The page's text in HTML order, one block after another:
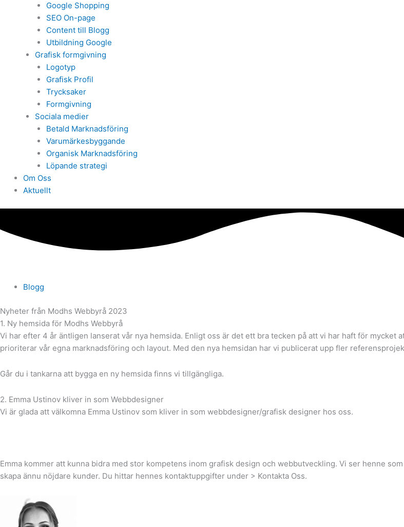
Google Shopping
SEO On-page
Content till Blogg
Utbildning Google
Grafisk formgivning
Logotyp
Grafisk Profil
Trycksaker
Formgivning
Sociala medier
Betald Marknadsföring
Varumärkesbyggande
Organisk Marknadsföring
Löpande strategi
Om Oss
Aktuellt
Blogg
Nyheter från Modhs Webbyrå 2023
1. Ny hemsida för Modhs Webbyrå
Vi har efter 4 år äntligen lanserat vår nya hemsida. Enligt oss är det ett bra tecken på att vi har haft för
prioriterar vår egna marknadsföring och layout. Med den nya hemsidan har vi publicerat upp fler
Går du i tankarna att bygga en ny hemsida finns vi tillgängliga.
2. Emma Ustinov kliver in som Webbdesigner
Vi är glada att välkomna Emma Ustinov som kliver in som webbdesigner/grafisk designer hos oss.
Emma kommer att kunna bidra med stor kompetens inom grafisk design och webbutveckling. Vi ser henne
skapa ännu nöjdare kunder. Du hittar hennes kontaktuppgifter under > Kontakta Oss.